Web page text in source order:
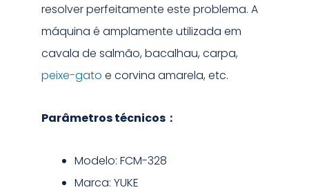
resolver perfeitamente este problema. A
máquina é amplamente utilizada em
cavala de salmão, bacalhau, carpa,
peixe-gato e corvina amarela, etc.
Parâmetros técnicos：
Modelo: FCM-328
Marca: YUKE